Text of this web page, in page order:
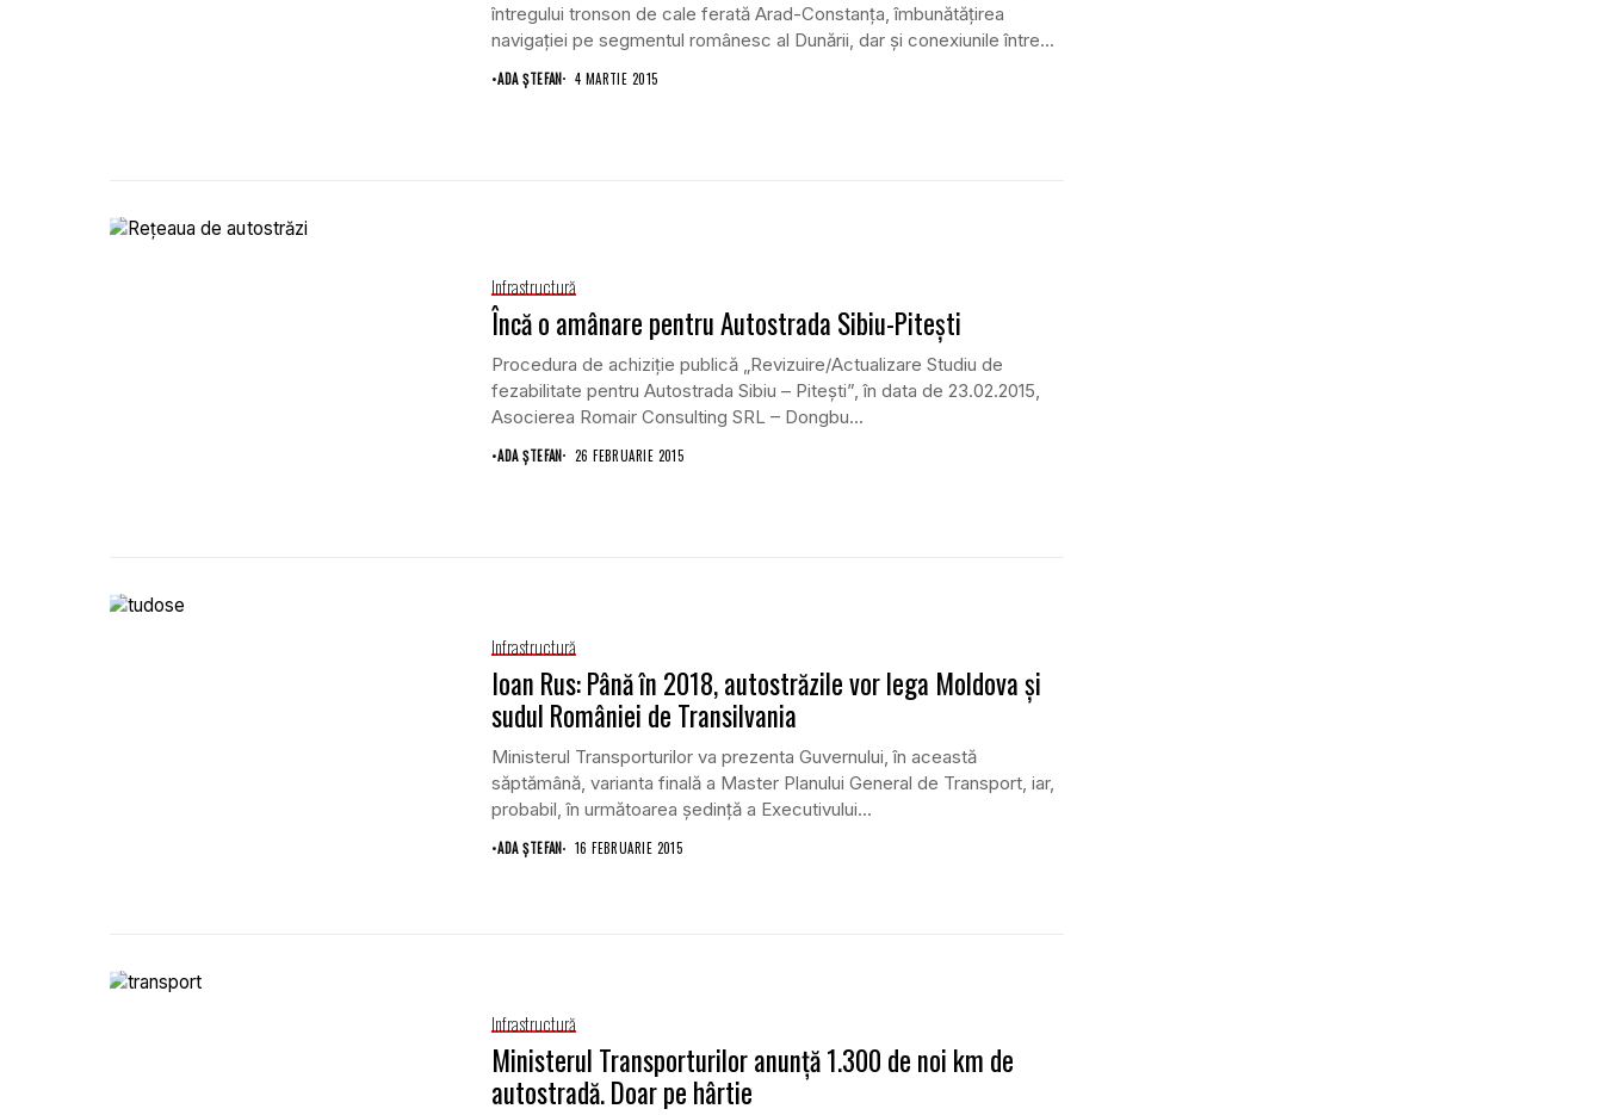
întregului tronson de cale ferată Arad-Constanţa, îmbunătăţirea
navigaţiei pe segmentul românesc al Dunării, dar şi conexiunile între...
•ADA ȘTEFAN 4 MARTIE 2015
Infrastructură
Încă o amânare pentru Autostrada Sibiu-Piteşti
Procedura de achiziţie publică „Revizuire/Actualizare Studiu de
fezabilitate pentru Autostrada Sibiu – Piteşti”, în data de 23.02.2015,
Asocierea Romair Consulting SRL – Dongbu...
•ADA ȘTEFAN 26 FEBRUARIE 2015
Infrastructură
Ioan Rus: Până în 2018, autostrăzile vor lega Moldova şi
sudul României de Transilvania
Ministerul Transporturilor va prezenta Guvernului, în această
săptămână, varianta finală a Master Planului General de Transport, iar,
probabil, în următoarea şedinţă a Executivului...
•ADA ȘTEFAN 16 FEBRUARIE 2015
Infrastructură
Ministerul Transporturilor anunţă 1.300 de noi km de
autostradă. Doar pe hârtie